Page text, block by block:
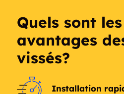
Quels sont les
avantages
vissés?
Installation